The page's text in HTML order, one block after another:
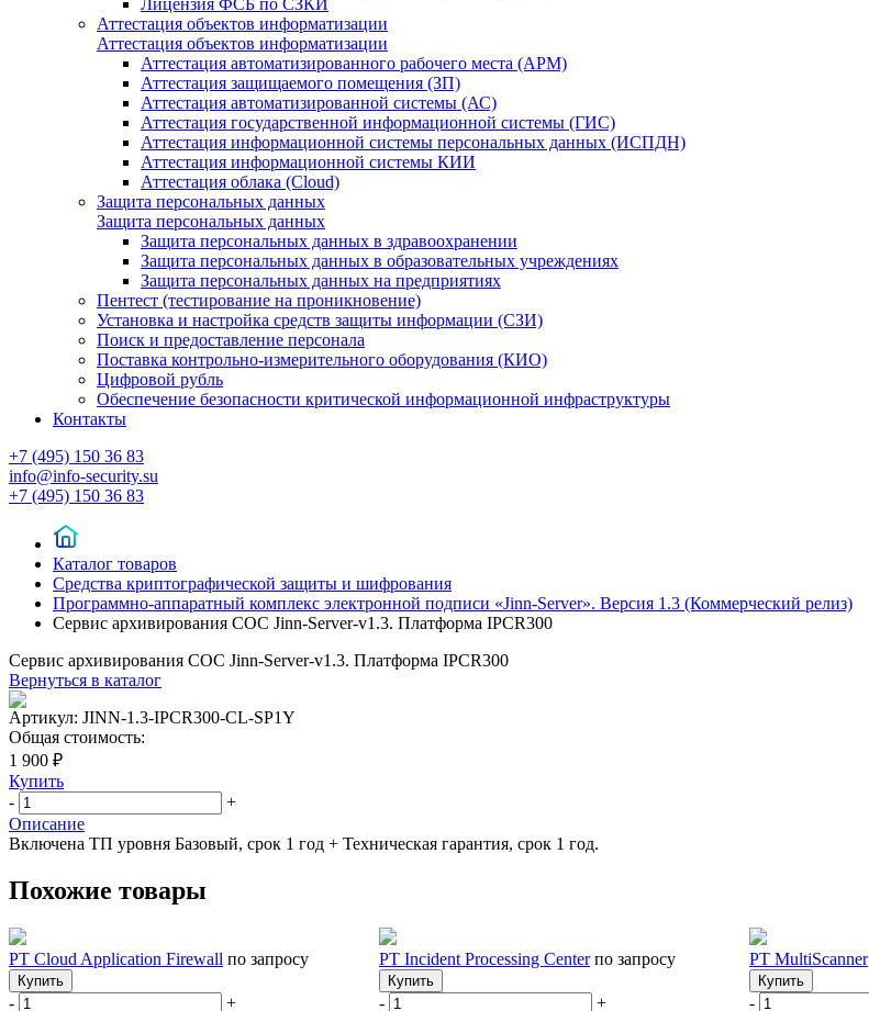
Лицензия ФСБ по СЗКИ
Аттестация объектов информатизации
Аттестация объектов информатизации
Аттестация автоматизированного рабочего места (АРМ)
Аттестация защищаемого помещения (ЗП)
Аттестация автоматизированной системы (АС)
Аттестация государственной информационной системы (ГИС)
Аттестация информационной системы персональных данных (ИСПДН)
Аттестация информационной системы КИИ
Аттестация облака (Cloud)
Защита персональных данных
Защита персональных данных
Защита персональных данных в здравоохранении
Защита персональных данных в образовательных учреждениях
Защита персональных данных на предприятиях
Пентест (тестирование на проникновение)
Установка и настройка средств защиты информации (СЗИ)
Поиск и предоставление персонала
Поставка контрольно-измерительного оборудования (КИО)
Цифровой рубль
Обеспечение безопасности критической информационной инфраструктуры
Контакты
+7 (495) 150 36 83
info@info-security.su
+7 (495) 150 36 83
Каталог товаров
Средства криптографической защиты и шифрования
Программно-аппаратный комплекс электронной подписи «Jinn-Server». Версия 1.3 (Коммерческий релиз)
Сервис архивирования СОС Jinn-Server-v1.3. Платформа IPCR300
Сервис архивирования СОС Jinn-Server-v1.3. Платформа IPCR300
Вернуться в каталог
Артикул: JINN-1.3-IPCR300-CL-SP1Y
Общая стоимость:
1 900 ₽
Купить
-
+
Описание
Включена ТП уровня Базовый, срок 1 год + Техническая гарантия, срок 1 год.
Похожие товары
PT Cloud Application Firewall по запросу
Купить
- +
PT Incident Processing Center по запросу
Купить
- +
PT MultiScanner
Купить
-